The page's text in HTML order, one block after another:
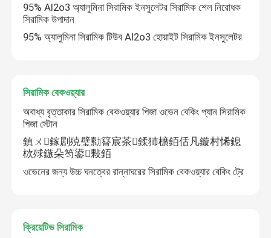
অ্যালুমিনা সিরামিক ইনসুলেটর
ক্রিয়েটিভ সিরামিক
95% Al2o3 অ্যালুমিনা সিরামিক ইনসুলেটর সিরামিক শেল নিরোধক
সিরামিক উপাদান
95% অ্যালুমিনা সিরামিক টিউব Al2o3 হোয়াইট সিরামিক ইনসুলেটর
সিরামিক বেকওয়্যার
অবাধ্য বৃত্তাকার সিরামিক বেকওয়্যার পিজা ওভেন বেকিং প্যান সিরামিক
পিজা স্টোন
鎮ㄨ鎵剧殑璧勬簮宸茶鍒犻櫎銆佸凡鏇村悕鎴
栨殏鏃朵笉鍙敤銆
ওভেনের জন্য উচ্চ ঘনত্বের রান্নাঘরের সিরামিক বেকওয়্যার বেকিং ট্রে
ক্রিয়েটিভ সিরামিক